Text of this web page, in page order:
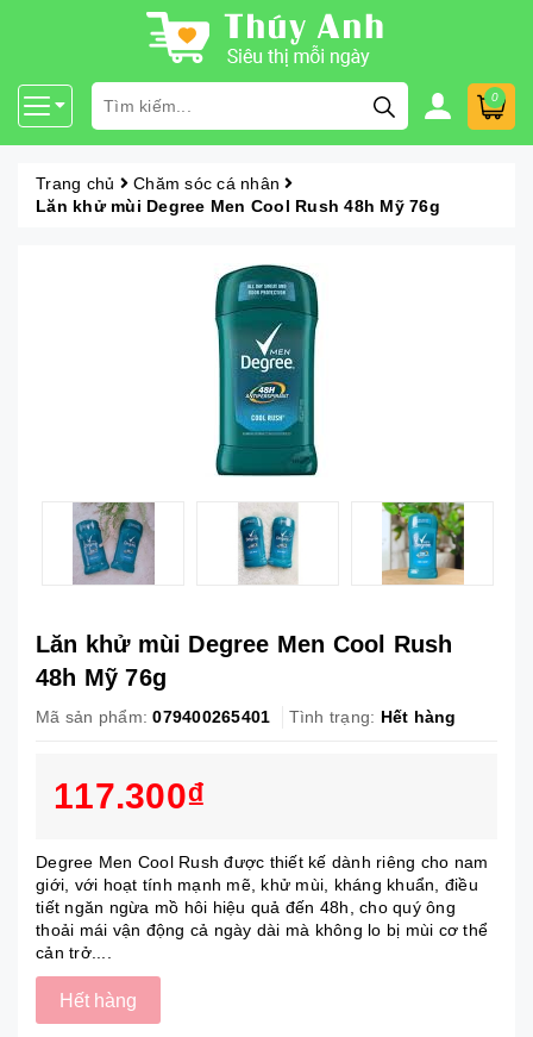
0
Trang chủ
Chăm sóc cá nhân
Lăn khử mùi Degree Men Cool Rush 48h Mỹ 76g
Lăn khử mùi Degree Men Cool Rush
48h Mỹ 76g
Mã sản phẩm: 079400265401 Tình trạng: Hết hàng
117.300₫
Degree Men Cool Rush được thiết kế dành riêng cho nam
giới, với hoạt tính mạnh mẽ, khử mùi, kháng khuẩn, điều
tiết ngăn ngừa mồ hôi hiệu quả đến 48h, cho quý ông
thoải mái vận động cả ngày dài mà không lo bị mùi cơ thể
cản trở....
Hết hàng